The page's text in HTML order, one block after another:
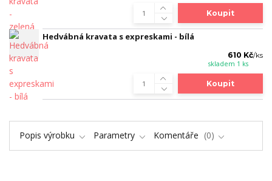
Koupit
Hedvábná kravata s expreskami - bílá
610 Kč/ks
skladem 1 ks
Koupit
Popis výrobku Parametry Komentáře 0